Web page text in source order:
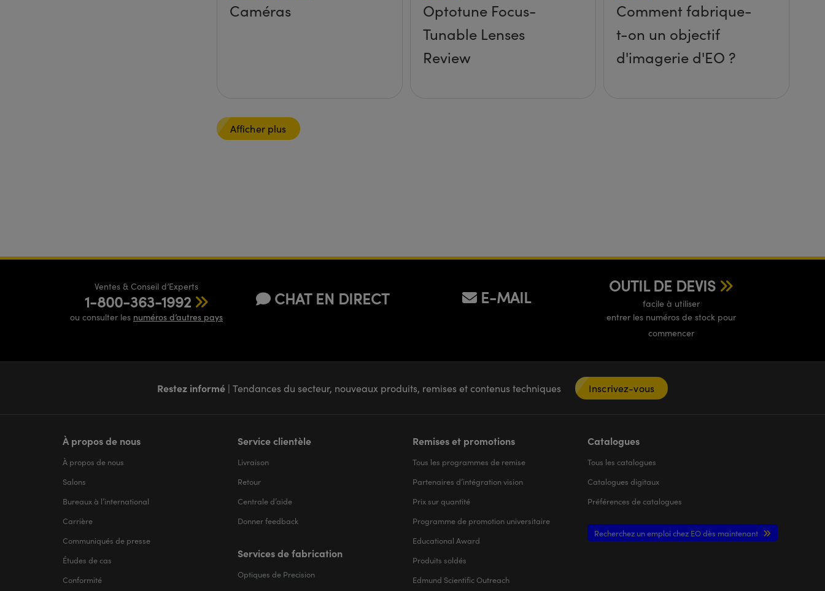
Caméras
Optotune Focus-
Tunable Lenses
Review
Comment fabrique-
t-on un objectif
d'imagerie d'EO ?
Afficher plus
Ventes & Conseil d’Experts
1-800-363-1992
ou consulter les numéros d’autres pays
CHAT EN DIRECT E-MAIL
OUTIL DE DEVIS
facile à utiliser
entrer les numéros de stock pour
commencer
Restez informé | Tendances du secteur, nouveaux produits, remises et contenus techniques Inscrivez-vous
À propos de nous
À propos de nous
Salons
Bureaux à l’international
Carrière
Communiqués de presse
Études de cas
Conformité
Service clientèle
Livraison
Retour
Centrale d’aide
Donner feedback
Services de fabrication
Optiques de Precision
Remises et promotions
Tous les programmes de remise
Partenaires d’intégration vision
Prix sur quantité
Programme de promotion universitaire
Educational Award
Produits soldés
Edmund Scientific Outreach
Catalogues
Tous les catalogues
Catalogues digitaux
Préférences de catalogues
Recherchez un emploi chez EO dès maintenant